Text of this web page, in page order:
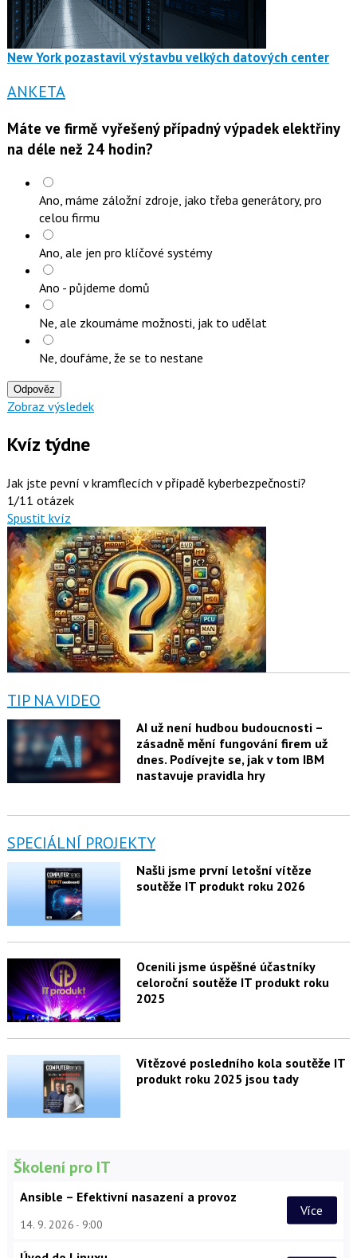
New York pozastavil výstavbu velkých datových center
ANKETA
Máte ve firmě vyřešený případný výpadek elektřiny
na déle než 24 hodin?
Ano, máme záložní zdroje, jako třeba generátory, pro
celou firmu
Ano, ale jen pro klíčové systémy
Ano - půjdeme domů
Ne, ale zkoumáme možnosti, jak to udělat
Ne, doufáme, že se to nestane
Odpověz
Zobraz výsledek
Kvíz týdne
Jak jste pevní v kramflecích v případě kyberbezpečnosti?
1/11 otázek
Spustit kvíz
TIP NA VIDEO
AI už není hudbou budoucnosti –
zásadně mění fungování firem už
dnes. Podívejte se, jak v tom IBM
nastavuje pravidla hry
SPECIÁLNÍ PROJEKTY
Našli jsme první letošní vítěze
soutěže IT produkt roku 2026
Ocenili jsme úspěšné účastníky
celoroční soutěže IT produkt roku
2025
Vítězové posledního kola soutěže IT
produkt roku 2025 jsou tady
Školení pro IT
Ansible – Efektivní nasazení a provoz
14. 9. 2026 9:00
Více